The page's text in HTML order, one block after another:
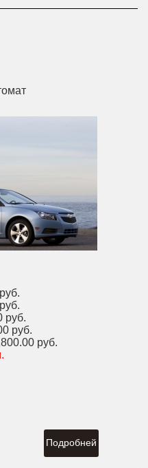
руб.
руб.
руб.
Подробней